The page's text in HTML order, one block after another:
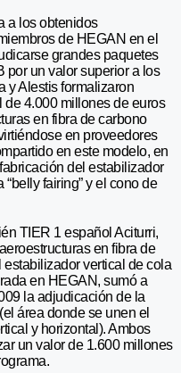
a los obtenidos
de HEGAN en el
grandes paquetes
por un valor superior a los
y Alestis formalizaron
de 4.000 millones de euros
en fibra de carbono
en proveedores
en este modelo, en
del estabilizador
fairing” y el cono de
TIER 1 español Aciturri,
en fibra de
vertical de cola
en HEGAN, sumó a
la adjudicación de la
área donde se unen el
y horizontal). Ambos
un valor de 1.600 millones